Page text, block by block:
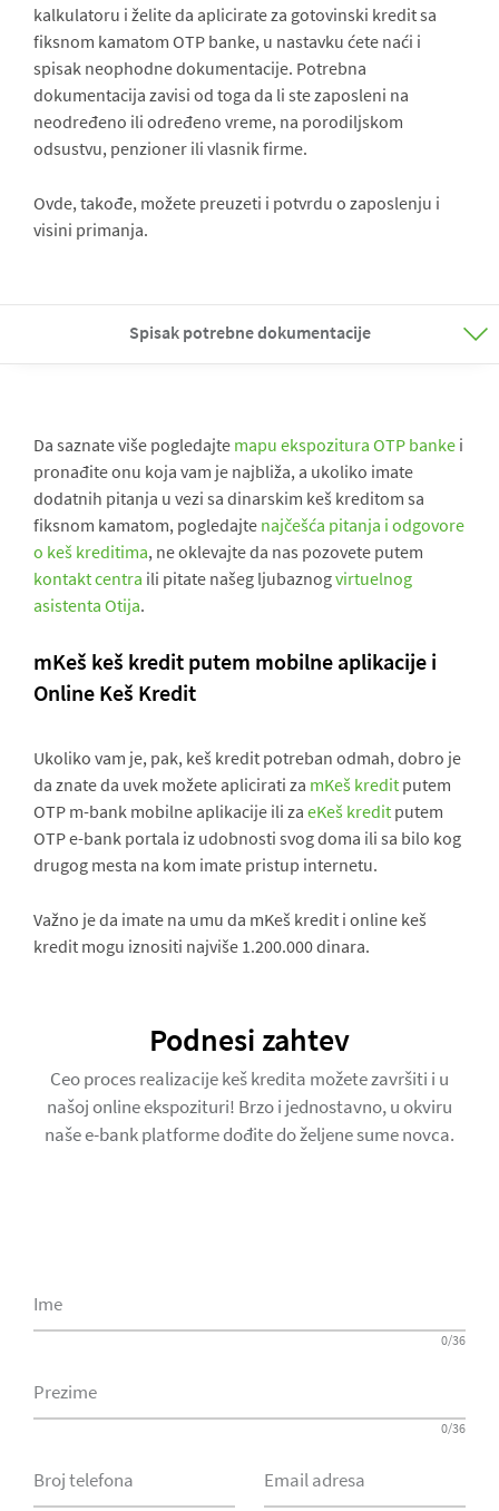
kalkulatoru i želite da aplicirate za gotovinski kredit sa
fiksnom kamatom OTP banke, u nastavku ćete naći i
spisak neophodne dokumentacije. Potrebna
dokumentacija zavisi od toga da li ste zaposleni na
neodređeno ili određeno vreme, na porodiljskom
odsustvu, penzioner ili vlasnik firme.
Ovde, takođe, možete preuzeti i potvrdu o zaposlenju i
visini primanja.
Spisak potrebne dokumentacije
Da saznate više pogledajte mapu ekspozitura OTP banke i
pronađite onu koja vam je najbliža, a ukoliko imate
dodatnih pitanja u vezi sa dinarskim keš kreditom sa
fiksnom kamatom, pogledajte najčešća pitanja i odgovore
o keš kreditima, ne oklevajte da nas pozovete putem
kontakt centra ili pitate našeg ljubaznogvirtuelnog
asistenta Otija.
mKeš keš kredit putem mobilne aplikacije i
Online Keš Kredit
Ukoliko vam je, pak, keš kredit potreban odmah, dobro je
da znate da uvek možete aplicirati za mKeš kredit putem
OTP m-bank mobilne aplikacije ili za eKeš kredit putem
OTP e-bank portala iz udobnosti svog doma ili sa bilo kog
drugog mesta na kom imate pristup internetu.
Važno je da imate na umu da mKeš kredit i online keš
kredit mogu iznositi najviše 1.200.000 dinara.
Podnesi zahtev
Ceo proces realizacije keš kredita možete završiti i u
našoj online ekspozituri! Brzo i jednostavno, u okviru
naše e-bank platforme dođite do željene sume novca.
Ime
0/36
Prezime
0/36
Broj telefona Email adresa